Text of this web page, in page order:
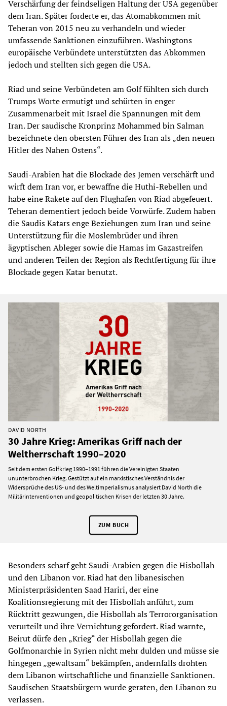
Verschärfung der feindseligen Haltung der USA gegenüber
dem Iran. Später forderte er, das Atomabkommen mit
Teheran von 2015 neu zu verhandeln und wieder
umfassende Sanktionen einzuführen. Washingtons
europäische Verbündete unterstützten das Abkommen
jedoch und stellten sich gegen die USA.
Riad und seine Verbündeten am Golf fühlten sich durch
Trumps Worte ermutigt und schürten in enger
Zusammenarbeit mit Israel die Spannungen mit dem
Iran. Der saudische Kronprinz Mohammed bin Salman
bezeichnete den obersten Führer des Iran als „den neuen
Hitler des Nahen Ostens“.
Saudi-Arabien hat die Blockade des Jemen verschärft und
wirft dem Iran vor, er bewaffne die Huthi-Rebellen und
habe eine Rakete auf den Flughafen von Riad abgefeuert.
Teheran dementiert jedoch beide Vorwürfe. Zudem haben
die Saudis Katars enge Beziehungen zum Iran und seine
Unterstützung für die Moslembrüder und ihren
ägyptischen Ableger sowie die Hamas im Gazastreifen
und anderen Teilen der Region als Rechtfertigung für ihre
Blockade gegen Katar benutzt.
DAVID NORTH
30 Jahre Krieg: Amerikas Griff nach der
Weltherrschaft 1990–2020
Seit dem ersten Golfkrieg 1990–1991 führen die Vereinigten Staaten
ununterbrochen Krieg. Gestützt auf ein marxistisches Verständnis der
Widersprüche des US- und des Weltimperialismus analysiert David North die
Militärinterventionen und geopolitischen Krisen der letzten 30 Jahre.
ZUM BUCH
Besonders scharf geht Saudi-Arabien gegen die Hisbollah
und den Libanon vor. Riad hat den libanesischen
Ministerpräsidenten Saad Hariri, der eine
Koalitionsregierung mit der Hisbollah anführt, zum
Rücktritt gezwungen, die Hisbollah als Terrororganisation
verurteilt und ihre Vernichtung gefordert. Riad warnte,
Beirut dürfe den „Krieg“ der Hisbollah gegen die
Golfmonarchie in Syrien nicht mehr dulden und müsse sie
hingegen „gewaltsam“ bekämpfen, andernfalls drohten
dem Libanon wirtschaftliche und finanzielle Sanktionen.
Saudischen Staatsbürgern wurde geraten, den Libanon zu
verlassen.